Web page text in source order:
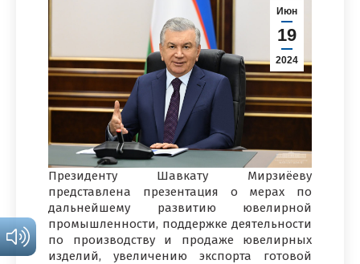
Июн
19
2024
Президенту Шавкату Мирзиёеву
представлена презентация о мерах по
дальнейшему развитию ювелирной
промышленности, поддержке деятельности
по производству и продаже ювелирных
изделий, увеличению экспорта готовой